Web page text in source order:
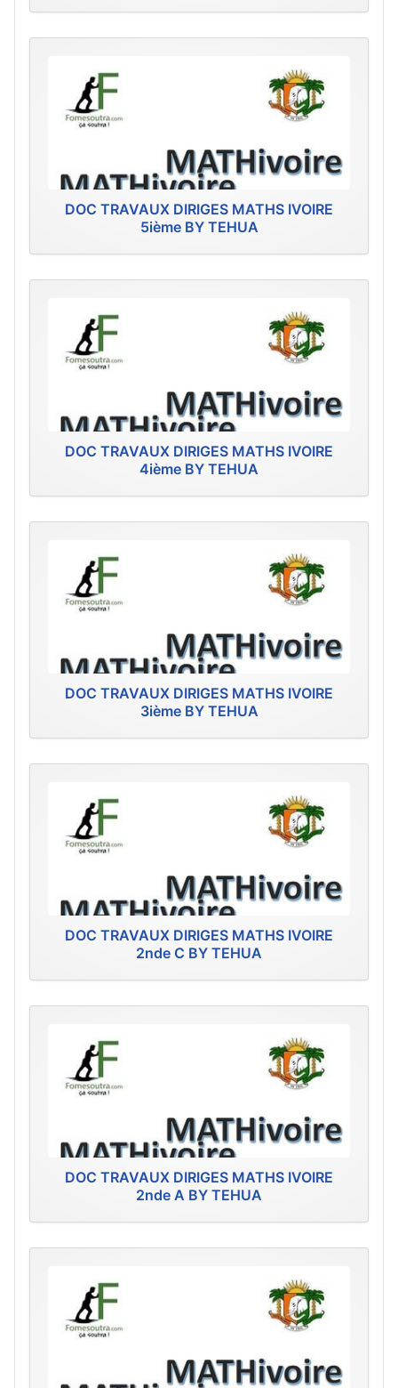
DOC TRAVAUX DIRIGES MATHS IVOIRE
5ième BY TEHUA
DOC TRAVAUX DIRIGES MATHS IVOIRE
4ième BY TEHUA
DOC TRAVAUX DIRIGES MATHS IVOIRE
3ième BY TEHUA
DOC TRAVAUX DIRIGES MATHS IVOIRE
2nde C BY TEHUA
DOC TRAVAUX DIRIGES MATHS IVOIRE
2nde A BY TEHUA